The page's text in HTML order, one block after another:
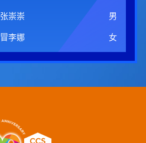
张崇崇 男
冒李娜 女